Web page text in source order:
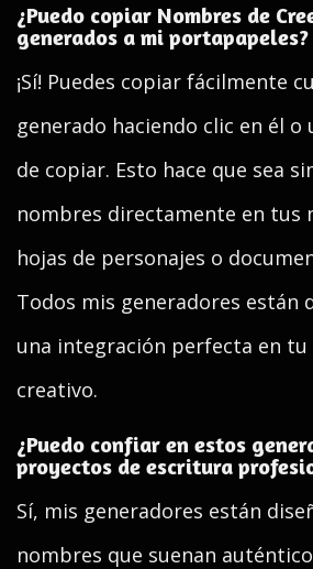
¿Puedo copiar Nombres de
generados a mi portapapeles?
¡Sí! Puedes copiar fácilmente
generado haciendo clic en él
de copiar. Esto hace que sea
nombres directamente en tus
hojas de personajes o
Todos mis generadores están
una integración perfecta en
creativo.
¿Puedo confiar en estos
proyectos de escritura
Sí, mis generadores están
nombres que suenan